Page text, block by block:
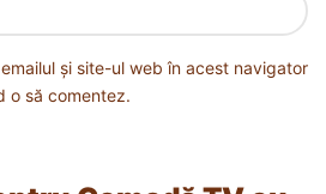
și site-ul web în acest navigator
o să comentez.